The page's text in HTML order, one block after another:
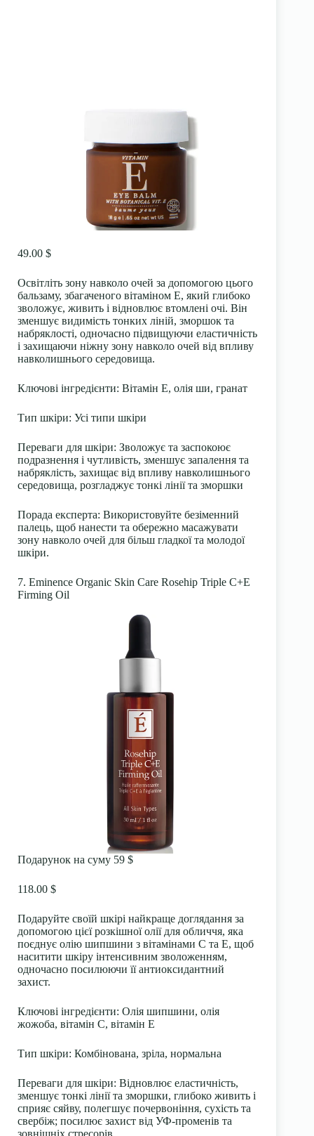
49.00 $
Освітліть зону навколо очей за допомогою цього
бальзаму, збагаченого вітаміном Е, який глибоко
зволожує, живить і відновлює втомлені очі. Він
зменшує видимість тонких ліній, зморшок та
набряклості, одночасно підвищуючи еластичність
і захищаючи ніжну зону навколо очей від впливу
навколишнього середовища.
Ключові інгредієнти: Вітамін Е, олія ши, гранат
Тип шкіри: Усі типи шкіри
Переваги для шкіри: Зволожує та заспокоює
подразнення і чутливість, зменшує запалення та
набряклість, захищає від впливу навколишнього
середовища, розгладжує тонкі лінії та зморшки
Порада експерта: Використовуйте безіменний
палець, щоб нанести та обережно масажувати
зону навколо очей для більш гладкої та молодої
шкіри.
7. Eminence Organic Skin Care Rosehip Triple C+E
Firming Oil
Подарунок на суму 59 $
118.00 $
Подаруйте своїй шкірі найкраще доглядання за
допомогою цієї розкішної олії для обличчя, яка
поєднує олію шипшини з вітамінами С та Е, щоб
наситити шкіру інтенсивним зволоженням,
одночасно посилюючи її антиоксидантний
захист.
Ключові інгредієнти: Олія шипшини, олія
жожоба, вітамін С, вітамін Е
Тип шкіри: Комбінована, зріла, нормальна
Переваги для шкіри: Відновлює еластичність,
зменшує тонкі лінії та зморшки, глибоко живить і
сприяє сяйву, полегшує почервоніння, сухість та
свербіж; посилює захист від УФ-променів та